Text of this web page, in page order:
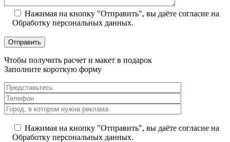
Нажимая на кнопку "Отправить", вы даёте согласие на
Обработку персональных данных.
Чтобы получить расчет и макет в подарок
Заполните короткую форму
Нажимая на кнопку "Отправить", вы даёте согласие на
Обработку персональных данных.